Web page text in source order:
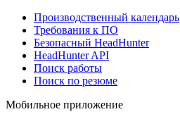
Производственный календарь
Требования к ПО
Безопасный HeadHunter
HeadHunter API
Поиск работы
Поиск по резюме
Мобильное приложение